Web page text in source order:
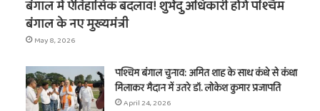
बंगाल में ऐतिहासिक बदलाव! शुभेंदु अधिकारी होंगे पश्चिम
बंगाल के नए मुख्यमंत्री
May 8, 2026
पश्चिम बंगाल चुनाव: अमित शाह के साथ कंधे से कंधा
मिलाकर मैदान में उतरे डॉ. लोकेश कुमार प्रजापति
April 24, 2026